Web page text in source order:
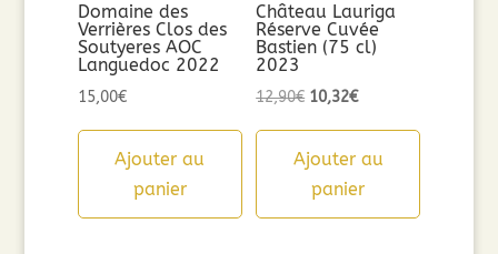
Domaine des
Verrières Clos des
Soutyeres AOC
Languedoc 2022
15,00€
Ajouter au
panier
Château Lauriga
Réserve Cuvée
Bastien (75 cl)
2023
12,90€ Le
initial
était :
10,32€Le
actuel
est :
Ajouter au
panier